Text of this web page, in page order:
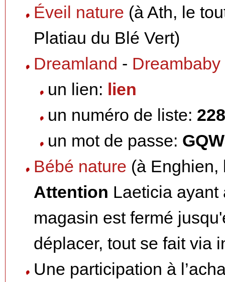
Éveil nature (à Ath, le
Platiau du Blé Vert)
Dreamland - Dreambaby
un lien: lien
un numéro de liste:
un mot de passe:
Bébé nature (à Enghien,
Attention Laeticia ayant
magasin est fermé
déplacer, tout se fait via
Une participation à